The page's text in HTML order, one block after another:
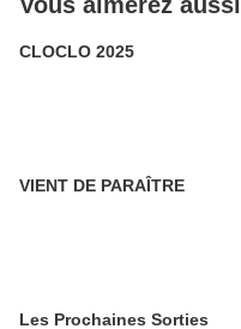
CLOCLO 2025
VIENT DE PARAÎTRE
Les Prochaines Sorties